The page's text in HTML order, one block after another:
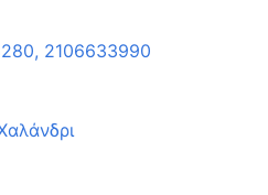
2106633990